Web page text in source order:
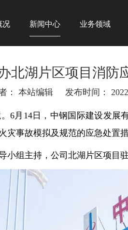
况 新闻中心 业务领域
北湖片区项目消防
本站编辑 发布时间：
6月14日，中钢国际建设发展
事故模拟及规范的应急处置
小组主持，公司北湖片区项目